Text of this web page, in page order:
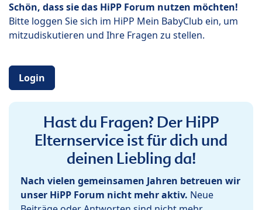
Schön, dass sie das HiPP Forum nutzen möchten!
Bitte loggen Sie sich im HiPP Mein BabyClub ein, um
mitzudiskutieren und Ihre Fragen zu stellen.
Login
Hast du Fragen? Der HiPP
Elternservice ist für dich und
deinen Liebling da!
Nach vielen gemeinsamen Jahren betreuen wir
unser HiPP Forum nicht mehr aktiv. Neue